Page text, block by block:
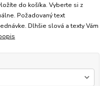
do košíka. Vyberte si z
Požadovaný text
Dlhšie slová a texty Vám